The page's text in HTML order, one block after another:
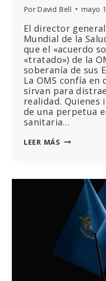
Por David Bell mayo
El director
Mundial de la
que el «acuerdo
«tratado») de la
soberanía de sus
La OMS confía en
sirvan para
realidad. Quienes
de una perpetua
sanitaria…
LEER MÁS LA
AHORA
UNA
AMENAZA